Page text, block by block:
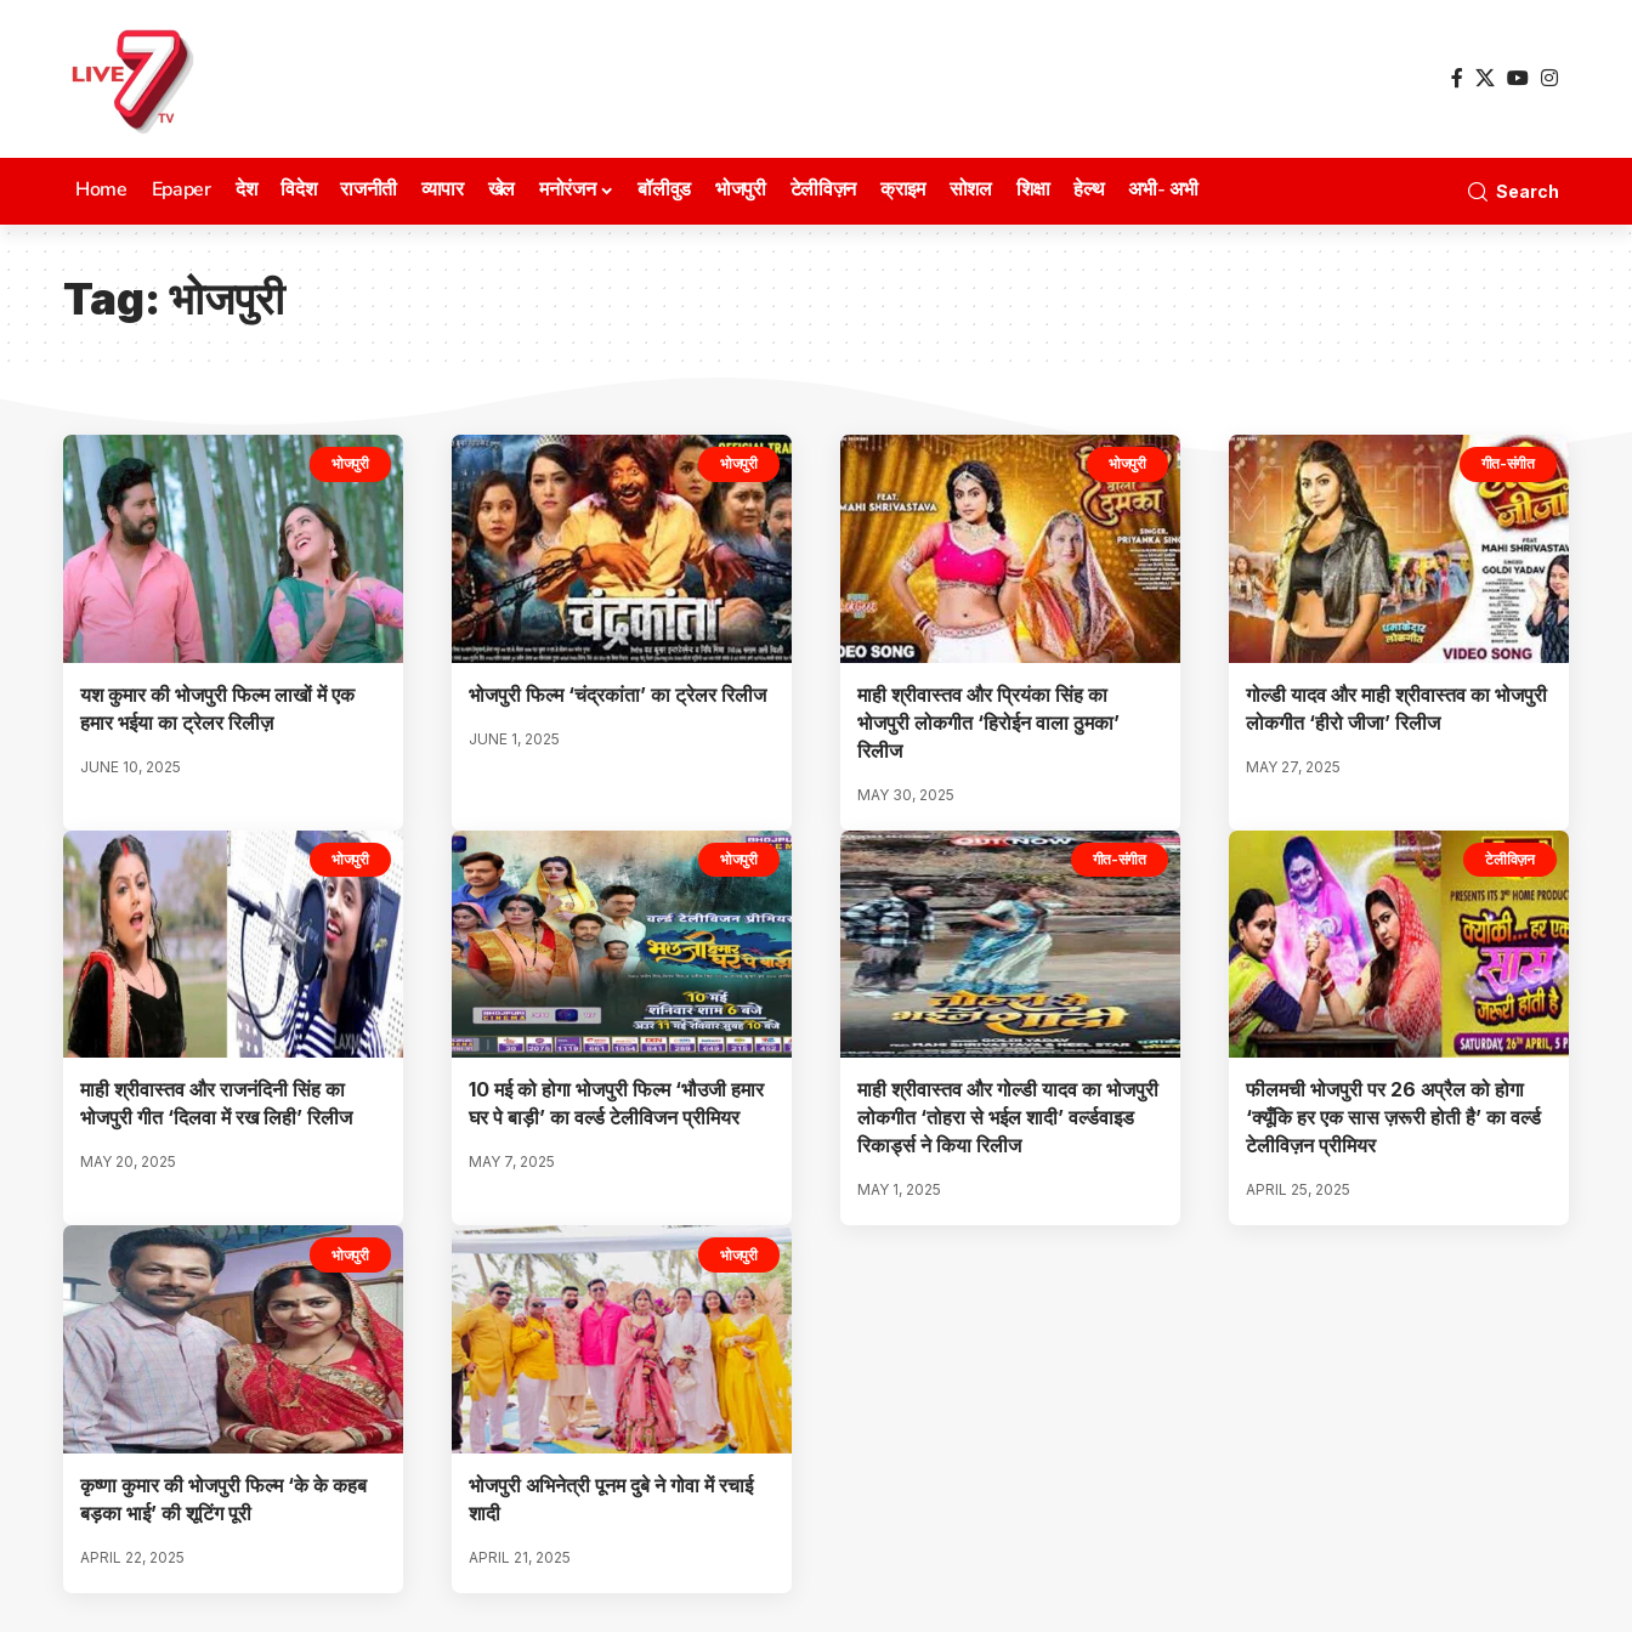
Home Epaper देश विदेश राजनीती व्यापार खेल मनोरंजन बॉलीवुड भोजपुरी टेलीविज़न क्राइम सोशल शिक्षा हेल्थ अभी- अभी Search
Tag: भोजपुरी
भोजपुरी
यश कुमार की भोजपुरी फिल्म लाखों में एक
हमार भईया का ट्रेलर रिलीज़
JUNE 10, 2025
भोजपुरी
भोजपुरी फिल्म ‘चंद्रकांता’ का ट्रेलर रिलीज
JUNE 1, 2025
भोजपुरी
माही श्रीवास्तव और प्रियंका सिंह का
भोजपुरी लोकगीत ‘हिरोईन वाला ठुमका’
रिलीज
MAY 30, 2025
गीत-संगीत
गोल्डी यादव और माही श्रीवास्तव का भोजपुरी
लोकगीत ‘हीरो जीजा’ रिलीज
MAY 27, 2025
भोजपुरी
माही श्रीवास्तव और राजनंदिनी सिंह का
भोजपुरी गीत ‘दिलवा में रख लिही’ रिलीज
MAY 20, 2025
भोजपुरी
10 मई को होगा भोजपुरी फिल्म ‘भौउजी हमार
घर पे बाड़ी’ का वर्ल्ड टेलीविजन प्रीमियर
MAY 7, 2025
गीत-संगीत
माही श्रीवास्तव और गोल्डी यादव का भोजपुरी
लोकगीत ‘तोहरा से भईल शादी’ वर्ल्डवाइड
रिकार्ड्स ने किया रिलीज
MAY 1, 2025
टेलीविज़न
फीलमची भोजपुरी पर 26 अप्रैल को होगा
‘क्यूँकि हर एक सास ज़रूरी होती है’ का वर्ल्ड
टेलीविज़न प्रीमियर
APRIL 25, 2025
भोजपुरी
कृष्णा कुमार की भोजपुरी फिल्म ‘के के कहब
बड़का भाई’ की शूटिंग पूरी
APRIL 22, 2025
भोजपुरी
भोजपुरी अभिनेत्री पूनम दुबे ने गोवा में रचाई
शादी
APRIL 21, 2025